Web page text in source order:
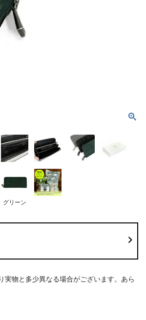
グリーン
物と多少異なる場合がございます。あら